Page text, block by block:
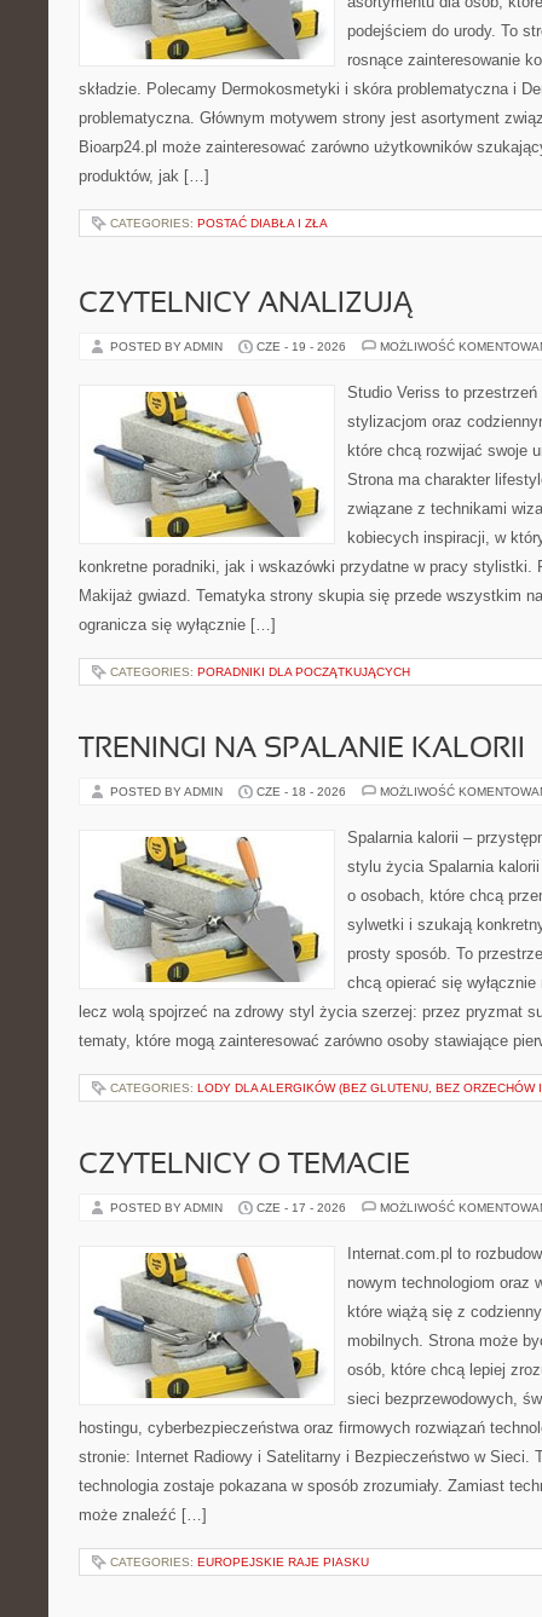
podejściem do urody. To
rosnące zainteresowanie
składzie. Polecamy Dermokosmetyki i skóra problematyczna i
problematyczna. Głównym motywem strony jest asortyment
Bioarp24.pl może zainteresować zarówno użytkowników
produktów, jak […]
CATEGORIES: POSTAĆ DIABŁA I ZŁA
CZYTELNICY ANALIZUJĄ
POSTED BY ADMIN CZE - 19 - 2026 MOŻLIWOŚĆ
Studio Veriss to
stylizacjom oraz
które chcą rozwijać swoje
Strona ma charakter
związane z technikami
kobiecych inspiracji, w
konkretne poradniki, jak i wskazówki przydatne w pracy stylistki.
Makijaż gwiazd. Tematyka strony skupia się przede wszystkim
ogranicza się wyłącznie […]
CATEGORIES: PORADNIKI DLA POCZĄTKUJĄCYCH
TRENINGI NA SPALANIE KALORII
POSTED BY ADMIN CZE - 18 - 2026 MOŻLIWOŚĆ
Spalarnia kalorii –
stylu życia Spalarnia
o osobach, które chcą
sylwetki i szukają
prosty sposób. To
chcą opierać się
lecz wolą spojrzeć na zdrowy styl życia szerzej: przez pryzmat
tematy, które mogą zainteresować zarówno osoby stawiające
CATEGORIES: LODY DLA ALERGIKÓW (BEZ GLUTENU, BEZ ORZECHÓW
CZYTELNICY O TEMACIE
POSTED BY ADMIN CZE - 17 - 2026 MOŻLIWOŚĆ
Internat.com.pl to
nowym technologiom oraz
które wiążą się z
mobilnych. Strona może
osób, które chcą lepiej
sieci bezprzewodowych,
hostingu, cyberbezpieczeństwa oraz firmowych rozwiązań
stronie: Internet Radiowy i Satelitarny i Bezpieczeństwo w Sieci.
technologia zostaje pokazana w sposób zrozumiały. Zamiast
może znaleźć […]
CATEGORIES: EUROPEJSKIE RAJE PIASKU